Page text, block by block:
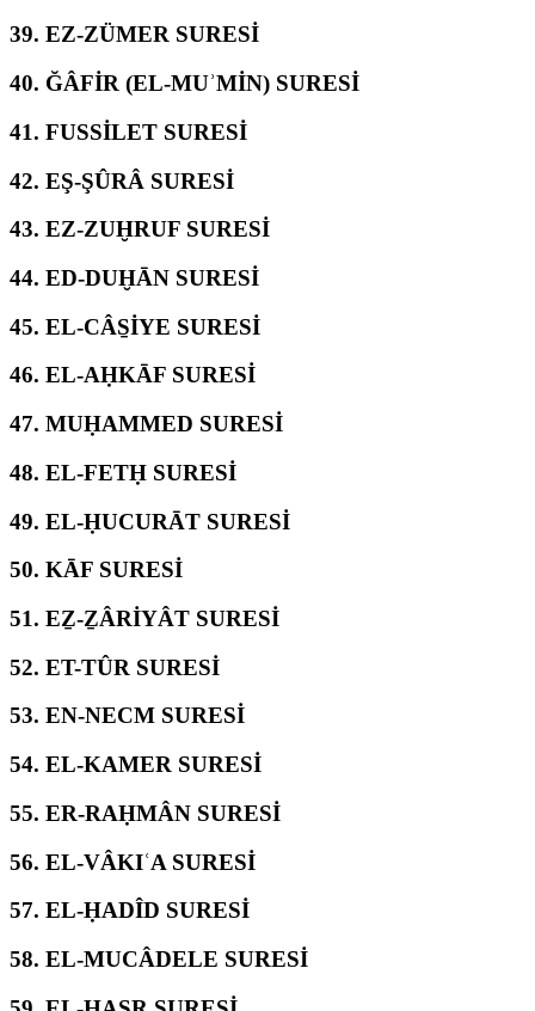
39. EZ-ZÜMER SURESİ
40. ĞÂFİR (EL-MUʾMİN) SURESİ
41. FUSSİLET SURESİ
42. EŞ-ŞÛRÂ SURESİ
43. EZ-ZUḪRUF SURESİ
44. ED-DUḪĀN SURESİ
45. EL-CÂS̱İYE SURESİ
46. EL-AḤKĀF SURESİ
47. MUḤAMMED SURESİ
48. EL-FETḤ SURESİ
49. EL-ḤUCURĀT SURESİ
50. KĀF SURESİ
51. EẔ-ẔÂRİYÂT SURESİ
52. ET-TÛR SURESİ
53. EN-NECM SURESİ
54. EL-KAMER SURESİ
55. ER-RAḤMÂN SURESİ
56. EL-VÂKIʿA SURESİ
57. EL-ḤADÎD SURESİ
58. EL-MUCÂDELE SURESİ